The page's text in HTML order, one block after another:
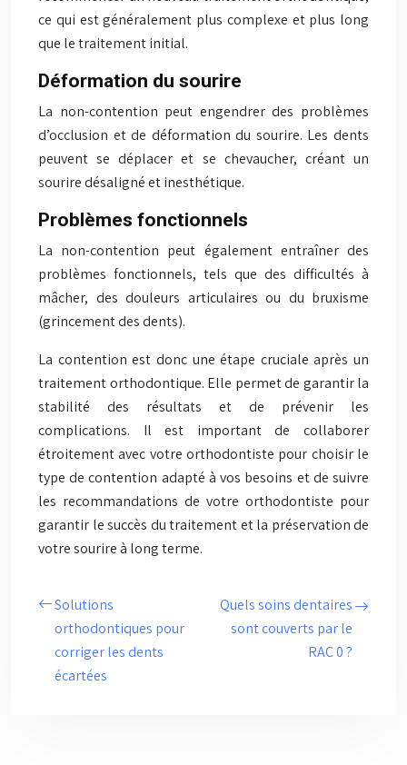
ce qui est généralement plus complexe et plus long
que le traitement initial.
Déformation du sourire
La non-contention peut engendrer des problèmes
d’occlusion et de déformation du sourire. Les dents
peuvent se déplacer et se chevaucher, créant un
sourire désaligné et inesthétique.
Problèmes fonctionnels
La non-contention peut également entraîner des
problèmes fonctionnels, tels que des difficultés à
mâcher, des douleurs articulaires ou du bruxisme
(grincement des dents).
La contention est donc une étape cruciale après un
traitement orthodontique. Elle permet de garantir la
stabilité des résultats et de prévenir les
complications. Il est important de collaborer
étroitement avec votre orthodontiste pour choisir le
type de contention adapté à vos besoins et de suivre
les recommandations de votre orthodontiste pour
garantir le succès du traitement et la préservation de
votre sourire à long terme.
Solutions
orthodontiques pour
corriger les dents
écartées
Quels soins dentaires
sont couverts par le
RAC 0 ?